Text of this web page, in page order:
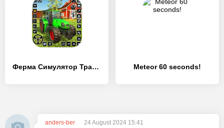
Ферма Симулятор Трактор игра - [MOD Много монет] Meteor 60 seconds!
anders-ber
24 August 2024 15:41